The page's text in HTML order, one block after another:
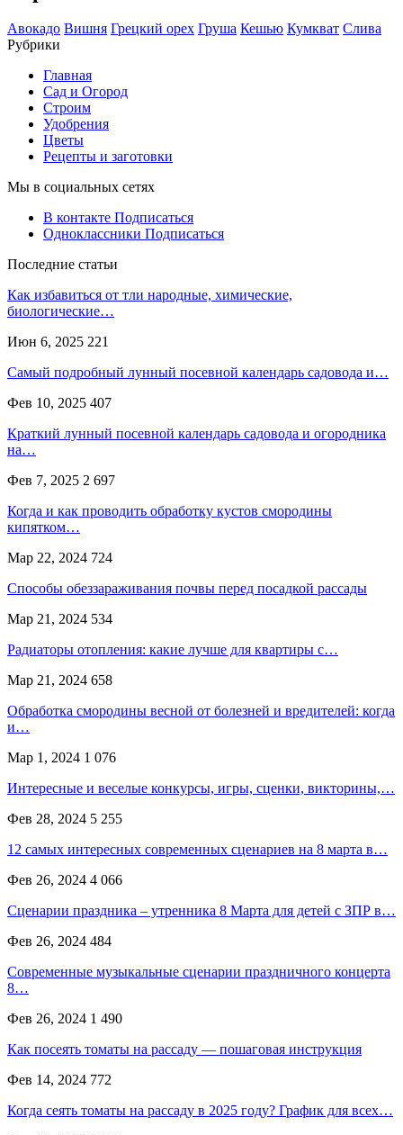
Авокадо Вишня Грецкий орех Груша Кешью Кумкват Слива
Рубрики
Главная
Сад и Огород
Строим
Удобрения
Цветы
Рецепты и заготовки
Мы в социальных сетях
В контакте Подписаться
Одноклассники Подписаться
Последние статьи
Как избавиться от тли народные, химические,
биологические…
Июн 6, 2025 221
Самый подробный лунный посевной календарь садовода и…
Фев 10, 2025 407
Краткий лунный посевной календарь садовода и огородника
на…
Фев 7, 2025 2 697
Когда и как проводить обработку кустов смородины
кипятком…
Мар 22, 2024 724
Способы обеззараживания почвы перед посадкой рассады
Мар 21, 2024 534
Радиаторы отопления: какие лучше для квартиры с…
Мар 21, 2024 658
Обработка смородины весной от болезней и вредителей: когда
и…
Мар 1, 2024 1 076
Интересные и веселые конкурсы, игры, сценки, викторины,…
Фев 28, 2024 5 255
12 самых интересных современных сценариев на 8 марта в…
Фев 26, 2024 4 066
Сценарии праздника – утренника 8 Марта для детей с ЗПР в…
Фев 26, 2024 484
Современные музыкальные сценарии праздничного концерта
8…
Фев 26, 2024 1 490
Как посеять томаты на рассаду — пошаговая инструкция
Фев 14, 2024 772
Когда сеять томаты на рассаду в 2025 году? График для всех…